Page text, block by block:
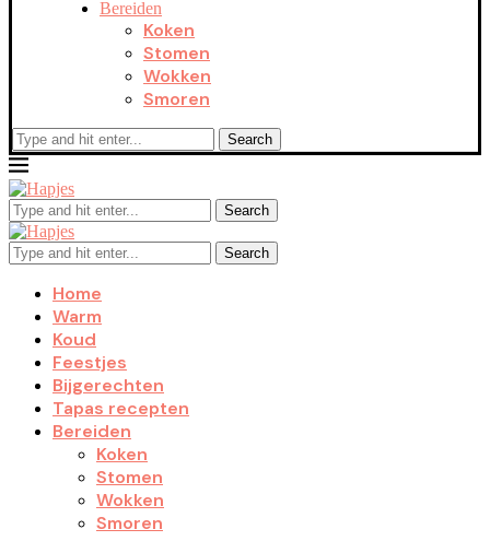
Bereiden
Koken
Stomen
Wokken
Smoren
Search
Search
Search
Home
Warm
Koud
Feestjes
Bijgerechten
Tapas recepten
Bereiden
Koken
Stomen
Wokken
Smoren